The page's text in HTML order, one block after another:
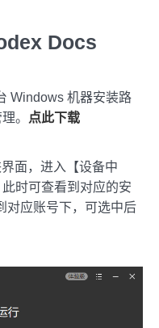
Docs
Windows 机器安装路
。
点此下载
面，进入【设备中
时可查看到对应的安
对应账号下，可选中后